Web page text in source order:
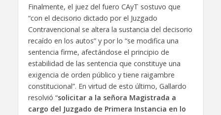
Finalmente, el juez del fuero CAyT sostuvo que
“con el decisorio dictado por el Juzgado
Contravencional se altera la sustancia del decisorio
recaído en los autos” y por lo “se modifica una
sentencia firme, afectándose el principio de
estabilidad de las sentencia que constituye una
exigencia de orden público y tiene raigambre
constitucional”. En virtud de esto último, Gallardo
resolvió “solicitar a la señora Magistrada a
cargo del Juzgado de Primera Instancia en lo